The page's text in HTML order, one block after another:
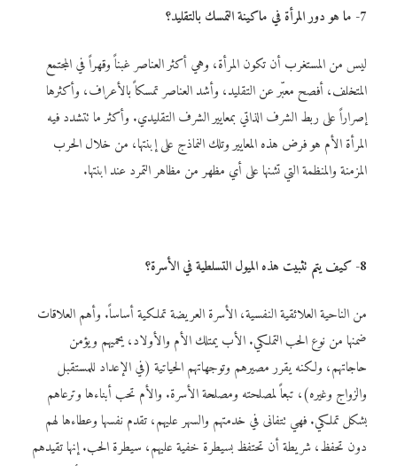
7- ما هو دور المرأة في ماكينة التمسك بالتقليد
؟
ليس من المستغرب أن تكون المرأة، وهي أكثر العناصر غبناً وقهراً في المجتمع
المتخلف، أفصح معبّر عن التقليد، وأشد العناصر تمسكاً بالأعراف، وأكثرها
إصراراً على ربط الشرف الذاتي بمعايير الشرف التقليدي. وأكثر ما تتشدد فيه
المرأة الأم هو فرض هذه المعايير وتلك النماذج على إبنتها، من خلال الحرب
المزمنة والمنظمة التي تشنها على أي مظهر من مظاهر التمرد عند ابنتها.
8- كيف يتم تثبيت هذه الميول التسلطية في الأسرة؟
من الناحية العلائقية النفسية، الأسرة العريضة تملكية أساساً. وأهم العلاقات
ضمنها من نوع الحب التملكي. الأب يمتلك الأم والأولاد، يحميهم ويؤمن
حاجاتهم، ولكنه يقرر مصيرهم وتوجهاتهم الحياتية (في الإعداد للمستقبل
والزواج وغيره)، تبعاً لمصلحته ومصلحة الأسرة. والأم تحب أبناءها وترعاهم
بشكل تملكي. فهي تتفانى في خدمتهم والسهر عليهم، تقدم نفسها وعطاءها لهم
دون تحفظ، شريطة أن تحتفظ بسيطرة خفية عليهم، سيطرة الحب. إنها تقيدهم